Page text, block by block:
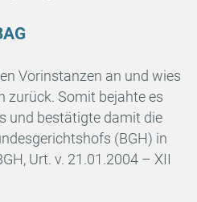
Vorinstanzen an und wies
zurück. Somit bejahte es
und bestätigte damit die
(BGH) in
Urt. v. 21.01.2004 – XII